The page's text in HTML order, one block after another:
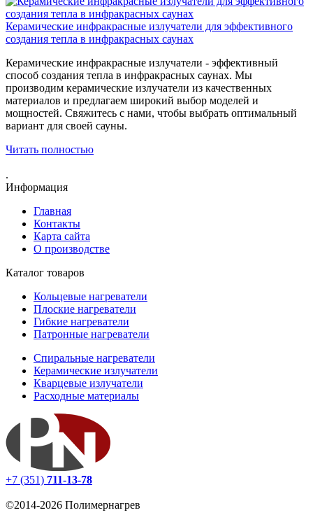
Керамические инфракрасные излучатели для эффективного
создания тепла в инфракрасных саунах
Керамические инфракрасные излучатели - эффективный
способ создания тепла в инфракрасных саунах. Мы
производим керамические излучатели из качественных
материалов и предлагаем широкий выбор моделей и
мощностей. Свяжитесь с нами, чтобы выбрать оптимальный
вариант для своей сауны.
Читать полностью
.
Информация
Главная
Контакты
Карта сайта
О производстве
Каталог товаров
Кольцевые нагреватели
Плоские нагреватели
Гибкие нагреватели
Патронные нагреватели
Спиральные нагреватели
Керамические излучатели
Кварцевые излучатели
Расходные материалы
+7 (351) 711-13-78
©2014-2026 Полимернагрев